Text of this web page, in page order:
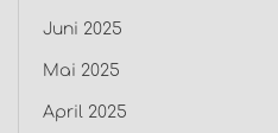
Juni 2025
Mai 2025
April 2025